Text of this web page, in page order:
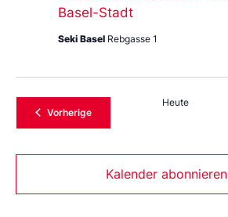
Basel-Stadt
Seki Basel Rebgasse 1
VorherigeVeranstaltungen
Heute
Kalender abonnieren